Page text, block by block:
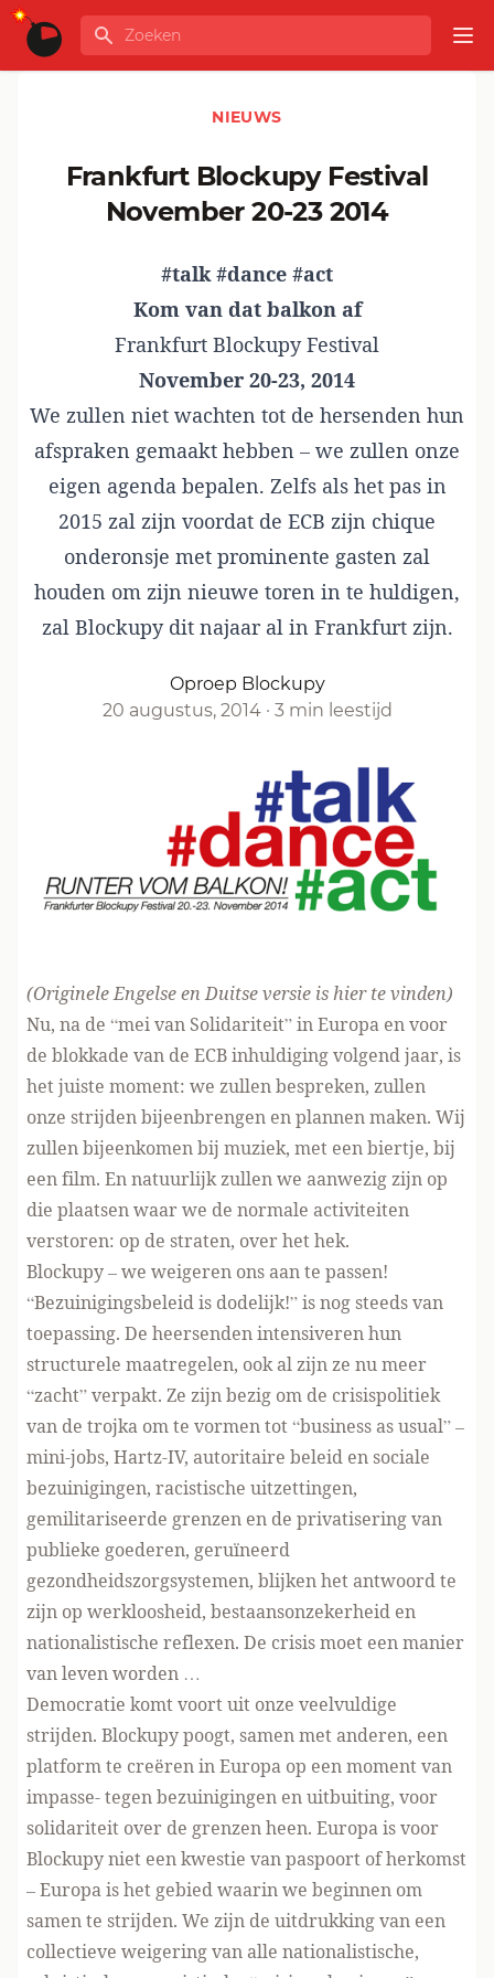
Ga naar de inhoud
GLOBALINFO
Zoeken
NIEUWS
Frankfurt Blockupy Festival
November 20-23 2014
#talk #dance #act
Kom van dat balkon af
Frankfurt Blockupy Festival
November 20-23, 2014
We zullen niet wachten tot de hersenden hun
afspraken gemaakt hebben – we zullen onze
eigen agenda bepalen. Zelfs als het pas in
2015 zal zijn voordat de ECB zijn chique
onderonsje met prominente gasten zal
houden om zijn nieuwe toren in te huldigen,
zal Blockupy dit najaar al in Frankfurt zijn.
Oproep Blockupy
20 augustus, 2014 · 3 min leestijd
(Originele Engelse en Duitse versie ishier te vinden)
Nu, na de “mei van Solidariteit” in Europa en voor
de blokkade van de ECB inhuldiging volgend jaar, is
het juiste moment: we zullen bespreken, zullen
onze strijden bijeenbrengen en plannen maken. Wij
zullen bijeenkomen bij muziek, met een biertje, bij
een film. En natuurlijk zullen we aanwezig zijn op
die plaatsen waar we de normale activiteiten
verstoren: op de straten, over het hek.
Blockupy – we weigeren ons aan te passen!
“Bezuinigingsbeleid is dodelijk!” is nog steeds van
toepassing. De heersenden intensiveren hun
structurele maatregelen, ook al zijn ze nu meer
“zacht” verpakt. Ze zijn bezig om de crisispolitiek
van de trojka om te vormen tot “business as usual” –
mini-jobs, Hartz-IV, autoritaire beleid en sociale
bezuinigingen, racistische uitzettingen,
gemilitariseerde grenzen en de privatisering van
publieke goederen, geruïneerd
gezondheidszorgsystemen, blijken het antwoord te
zijn op werkloosheid, bestaansonzekerheid en
nationalistische reflexen. De crisis moet een manier
van leven worden …
Democratie komt voort uit onze veelvuldige
strijden. Blockupy poogt, samen met anderen, een
platform te creëren in Europa op een moment van
impasse- tegen bezuinigingen en uitbuiting, voor
solidariteit over de grenzen heen. Europa is voor
Blockupy niet een kwestie van paspoort of herkomst
– Europa is het gebied waarin we beginnen om
samen te strijden. We zijn de uitdrukking van een
collectieve weigering van alle nationalistische,